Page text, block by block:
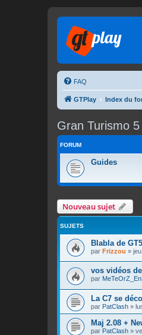
FAQ
GTPlay Index du
Gran Turismo
FORUM
Guides
Nouveau sujet
SUJETS
Blabla de GT5
par Frizzou »
vos vidéos
par
La C7 se
par PatClash »
Maj 2.08 +
par PatClash »